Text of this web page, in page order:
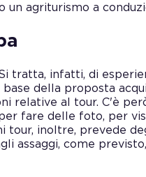
un agriturismo a
tratta, infatti, di
della proposta
relative al tour. C'è
fare delle foto, per
tour, inoltre, prevede
assaggi, come previsto,